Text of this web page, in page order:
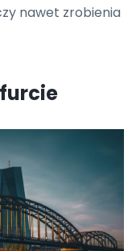
nawet zrobienia